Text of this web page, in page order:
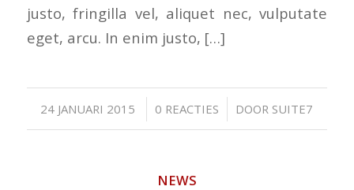
justo, fringilla vel, aliquet nec, vulputate
eget, arcu. In enim justo, […]
24 JANUARI 2015
/ 0 REACTIES
/ DOOR SUITE7
NEWS